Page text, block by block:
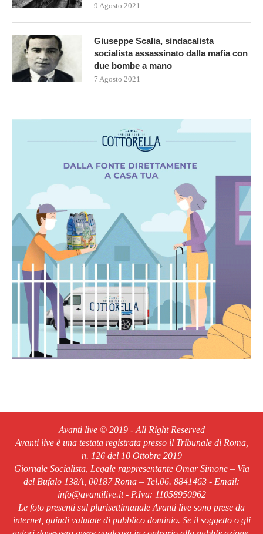
9 Agosto 2021
Giuseppe Scalia, sindacalista
socialista assassinato dalla mafia con
due bombe a mano
7 Agosto 2021
Avanti live © 2019 - All Right Reserved
Avanti live è una testata registrata presso il Tribunale di Roma,
n. 126 del 10 Ottobre 2019
Giornale Socialista, Legale rappresentante Omar Simone – Via
del Bufalo 138A, 00187 Roma – Tel.06. 8841463 - Email:
info@avantilive.it - P.Iva: 11058950962
Le foto presenti sul plurisettimanale Avanti live sono prese da
internet, quindi valutate di pubblico dominio. Se il soggetto o gli